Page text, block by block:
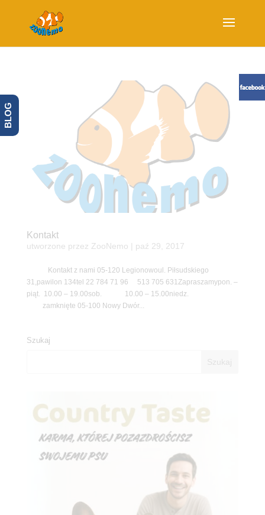
Kontakt
utworzone przez ZooNemo paź 29, 2017
Kontakt z nami 05-120 Legionowoul. Piłsudskiego
31,pawilon 134tel 22 784 71 96 513 705 631Zapraszamypon. –
piąt. 10.00 – 19.00sob. 10.00 – 15.00niedz.
zamknięte 05-100 Nowy Dwór...
Szukaj
BLOG